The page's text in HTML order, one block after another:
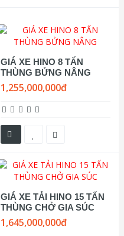
GIÁ XE HINO 8 TẤN
THÙNG BỬNG NÂNG
1,255,000,000đ
GIÁ XE TẢI HINO 15 TẤN
THÙNG CHỞ GIA SÚC
1,645,000,000đ